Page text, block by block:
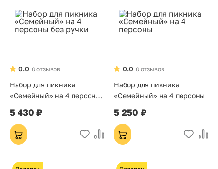
0 отзывов
0.0
Набор для пикника
«Семейный» на 4 персоны
5 430 ₽
0 отзывов
0.0
Набор для пикника
«Семейный» на 4 персоны
5 250 ₽